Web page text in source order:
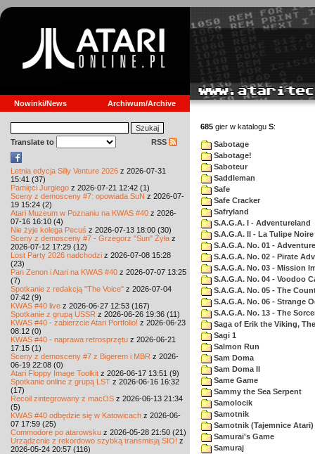
Nowinki/News Archiwum/Archive
Translate to RSS
Letnia edycja Silly Venture 2026 z 2026-07-31
15:41 (37)
Pamięci Jurgiego z 2026-07-21 12:42 (1)
Sceny z demosceny #7: opowiada SuN z 2026-07-
19 15:24 (2)
Atari Muzeum w Poznaniu na KWAS #40 z 2026-
07-16 16:10 (4)
Nie żyje kolega Pecuś z 2026-07-13 18:00 (30)
Sceny z demosceny #7 - Grzegorz "Sun" Żyła z
2026-07-12 17:29 (12)
Lost Party 2026 nadchodzi z 2026-07-08 15:28
(23)
Pan Zenon i Atari na KWAS #40 z 2026-07-07 13:25
(7)
Spotkanie z redakcją "The Voice" z 2026-07-04
07:42 (9)
KWAS #40 live z 2026-06-27 12:53 (167)
Spotkanie z grupą USSR z 2026-06-26 19:36 (11)
KWAS #40 - zabierzcie Atari Portfolio! z 2026-06-23
08:12 (0)
KWAS #40 - naprawa retrosprzętu z 2026-06-21
17:15 (1)
Sceny z demosceny #7 z Bigerem i MBR z 2026-
06-19 22:08 (0)
Atari Floppy Image Toolkit z 2026-06-17 13:51 (9)
Spotkanie online z grupą LST z 2026-06-16 16:32
(17)
Recoil zintegrowany z macOS z 2026-06-13 21:34
(5)
KWAS #40 odbędzie się w Katowicach z 2026-06-
07 17:59 (25)
Commodore po atarowsku z 2026-05-28 21:50 (21)
Urządzenie z rekordowo szybką transmisją SIO! z
2026-05-24 20:57 (116)
685 gier w katalogu S:
Sabotage
Sabotage!
Saboteur
Saddleman
Safe
Safe Cracker
Safryland
S.A.G.A. I - Adventureland
S.A.G.A. II - La Tulipe Noire
S.A.G.A. No. 01 -
S.A.G.A. No. 02 - Pirate
S.A.G.A. No. 03 - Mission
S.A.G.A. No. 04 - Voodoo
S.A.G.A. No. 05 - The
S.A.G.A. No. 06 - Strange
S.A.G.A. No. 13 - The
Saga of Erik the Viking, The
Sagi 1
Salmon Run
Sam Doma
Sam Doma II
Same Game
Sammy the Sea Serpent
Samolocik
Samotnik
Samotnik (Tajemnice Atari)
Samurai's Game
Samuraj